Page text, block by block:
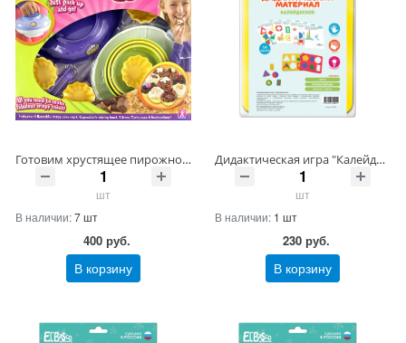
Готовим хрустящее пирожное Артикул 04047-40 ШтрихКод 5029736383510
шт
В наличии:7 шт
400 руб.
В корзину
Дидактическая игра "Калейдоскоп" Артикул 07-008-23 ШтрихКод 4670149804010
шт
В наличии: 1 шт
230 руб.
В корзину